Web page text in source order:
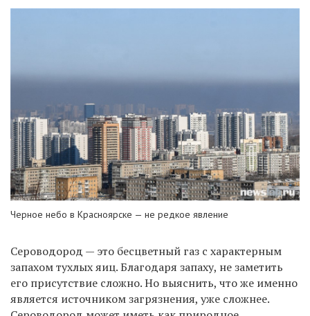
Черное небо в Красноярске — не редкое явление
Сероводород — это бесцветный газ с характерным
запахом тухлых яиц. Благодаря запаху, не заметить
его присутствие сложно. Но выяснить, что же именно
является источником загрязнения, уже сложнее.